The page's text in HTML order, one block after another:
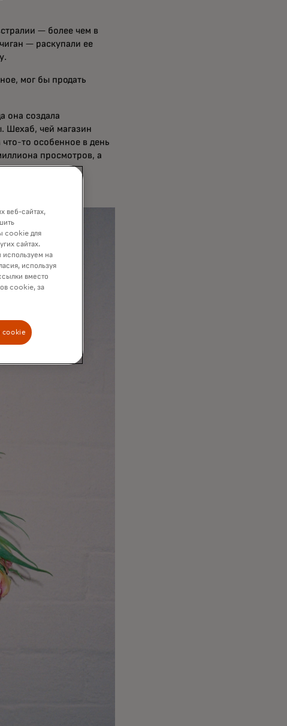
— более чем в
— раскупали ее
мог бы продать
она создала
Шехаб, чей магазин
что-то особенное в день
просмотров, а
его.
веб-сайтах,
cookie для
сайтах.
на
используя
вместо
cookie, за
cookie